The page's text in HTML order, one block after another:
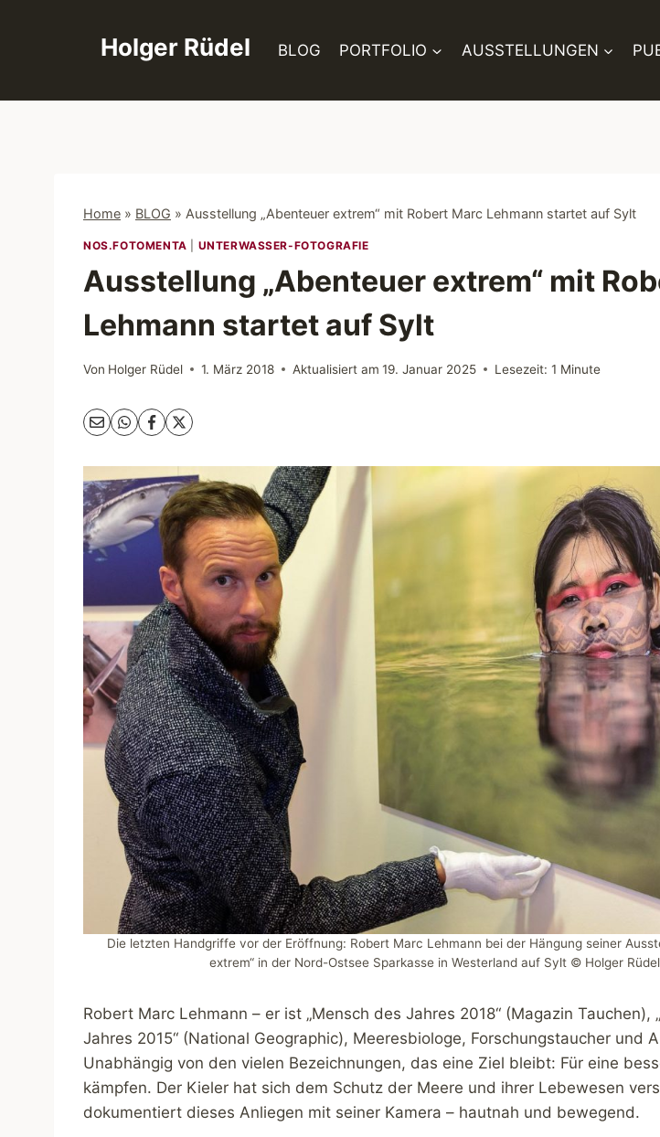
Holger Rüdel BLOG PORTFOLIO AUSSTELLUNGEN
Home » BLOG » Ausstellung „Abenteuer extrem“ mit Robert Marc Lehmann startet auf Sylt
NOS.FOTOMENTA UNTERWASSER-FOTOGRAFIE
Ausstellung „Abenteuer extrem“ mit
Lehmann startet auf Sylt
Von Holger Rüdel 1. März 2018 Aktualisiert am 19. Januar 2025 Lesezeit: 1 Minute
Die letzten Handgriffe vor der Eröffnung: Robert Marc Lehmann bei der Hängung seiner
extrem“ in der Nord-Ostsee Sparkasse in Westerland auf Sylt © Holger Rüdel
Robert Marc Lehmann – er ist „Mensch des Jahres 2018“ (Magazin Tauchen),
Jahres 2015“ (National Geographic), Meeresbiologe, Forschungstaucher und
Unabhängig von den vielen Bezeichnungen, das eine Ziel bleibt: Für eine
kämpfen. Der Kieler hat sich dem Schutz der Meere und ihrer Lebewesen
dokumentiert dieses Anliegen mit seiner Kamera – hautnah und bewegend.